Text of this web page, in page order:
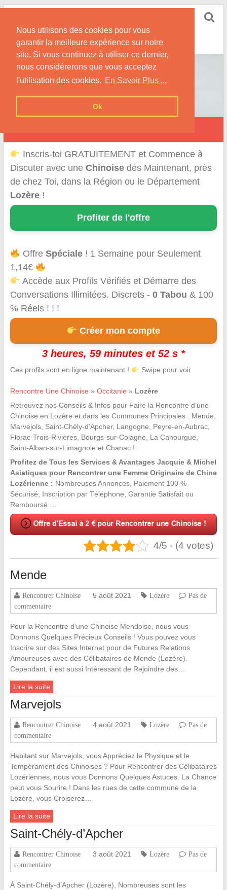
Nous utilisons des cookies pour vous
garantir la meilleure expérience sur notre
site. Si vous continuez à utiliser ce dernier,
nous considérerons que vous acceptez
l'utilisation des cookies. En Savoir Plus ...
Ok
Skip
content
Nos Conseils pour Rencontrer Une Femme
Originaire de Chine !
Inscris-toi GRATUITEMENT et Commence à
Discuter avec une Chinoisedès Maintenant, près
de chez Toi, dans la Région ou le Département
Lozère!
Profiter de l'offre
OffreSpéciale ! 1 Semaine pour Seulement
1,14€
Accède aux Profils Vérifiés et Démarre des
Conversations Illimitées. Discrets - 0 Tabou & 100
% Réels ! ! !
Créer mon compte
3 heures, 59 minutes et 51 s *
Ces profils sont en ligne maintenant ! Swipe pour voir
Rencontre Une Chinoise » Occitanie » Lozère
Retrouvez nos Conseils & Infos pour Faire la Rencontre d’une
Chinoise en Lozère et dans les Communes Principales : Mende,
Marvejols, Saint-Chély-d’Apcher, Langogne, Peyre-en-Aubrac,
Florac-Trois-Rivières, Bourgs-sur-Colagne, La Canourgue,
Saint-Alban-sur-Limagnole et Chanac !
Profitez de Tous les Services & Avantages Jacquie & Michel
Asiatiques pour Rencontrer une Femme Originaire de Chine
Lozérienne : Nombreuses Annonces, Paiement 100 %
Sécurisé, Inscription par Téléphone, Garantie Satisfait ou
Remboursé …
4/5 - (4 votes)
Mende
Rencontrer Chinoise 5 août 2021 Lozère
Pas de
commentaire
Pour la Rencontre d’une Chinoise Mendoise, nous vous
Donnons Quelques Précieux Conseils ! Vous pouvez vous
Inscrire sur des Sites Internet pour de Futures Relations
Amoureuses avec des Célibataires de Mende (Lozère).
Cependant, il est aussi Intéressant de Rejoindre des…
Lire la suite
Marvejols
Rencontrer Chinoise 4 août 2021 Lozère
Pas de
commentaire
Habitant sur Marvejols, vous Appréciez le Physique et le
Tempérament des Chinoises ? Pour Rencontrer des Célibataires
Lozériennes, nous vous Donnons Quelques Astuces. La Chance
peut vous Sourire ! Dans les rues de cette commune de la
Lozère, vous Croiserez…
Lire la suite
Saint-Chély-d’Apcher
Rencontrer Chinoise 3 août 2021 Lozère
Pas de
commentaire
À Saint-Chély-d’Apcher (Lozère), Nombreuses sont les